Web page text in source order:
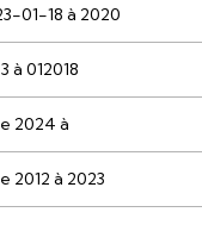
01-18 à 2020
à 012018
2024 à
2012 à 2023